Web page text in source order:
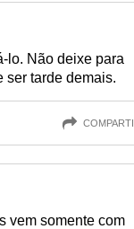
lo. Não deixe para
ser tarde demais.
vem somente com